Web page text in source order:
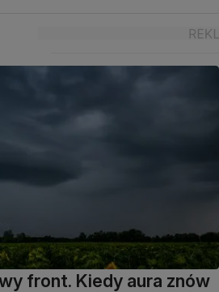
front. Kiedy aura znów